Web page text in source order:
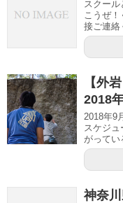
スクー
こうぜ
接ご連絡
【外
2018
2018年9
スケジ
がってい
神奈